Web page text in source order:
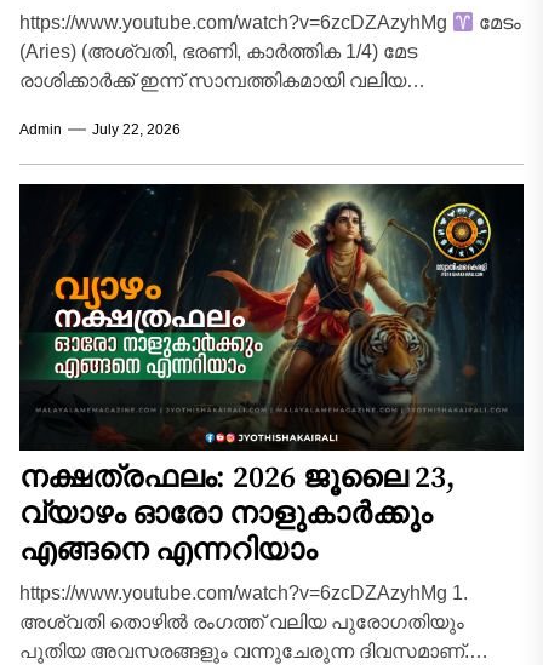
https://www.youtube.com/watch?v=6zcDZAzyhMg
മേടം
(Aries) (അശ്വതി, ഭരണി, കാർത്തിക 1/4) മേട
രാശിക്കാർക്ക് ഇന്ന് സാമ്പത്തികമായി വലിയ
നിക്ഷേപങ്ങളിൽ നിന്നോ കുടിശ്ശികയായി...
Admin July 22, 2026
നക്ഷത്രഫലം: 2026 ജൂലൈ 23,
വ്യാഴം ഓരോ നാളുകാർക്കും
എങ്ങനെ എന്നറിയാം
https://www.youtube.com/watch?v=6zcDZAzyhMg 1.
അശ്വതി തൊഴിൽ രംഗത്ത് വലിയ പുരോഗതിയും
പുതിയ അവസരങ്ങളും വന്നുചേരുന്ന ദിവസമാണ്.